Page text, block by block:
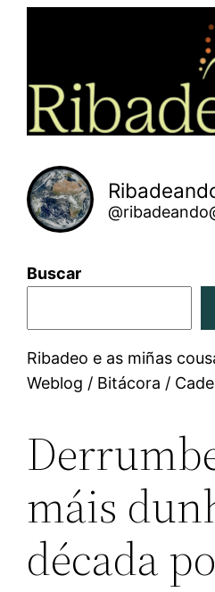
Buscar
Ribadeo e as miñas
Weblog / Bitácora /
máis
década